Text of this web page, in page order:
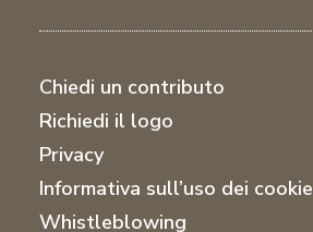
Chiedi un contributo
Richiedi il logo
Privacy
Informativa sull’uso dei cookie
Whistleblowing